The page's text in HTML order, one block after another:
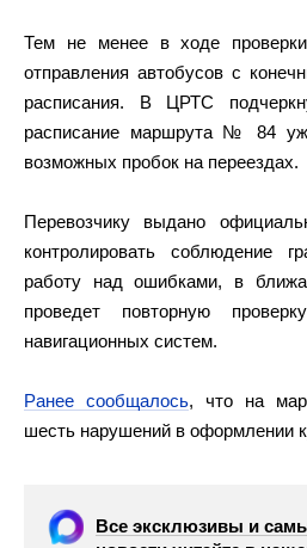
Тем не менее в ходе
отправления автобусов с
расписания. В ЦРТС
расписание маршрута № 84
возможных пробок на переездах.
Перевозчику выдано
контролировать соблюдение
работу над ошибками, в
проведет повторную
навигационных систем.
Ранее сообщалось, что на
шесть нарушений в оформлении
Все эксклюзивы и